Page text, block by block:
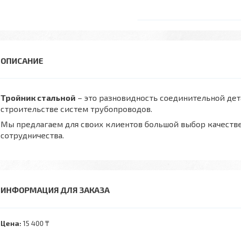
Тройник стальной – это разновидность соединительной
строительстве систем трубопроводов.
Мы предлагаем для своих клиентов большой выбор
сотрудничества.
ИНФОРМАЦИЯ ДЛЯ ЗАКАЗА
Цена: 15 400 ₸